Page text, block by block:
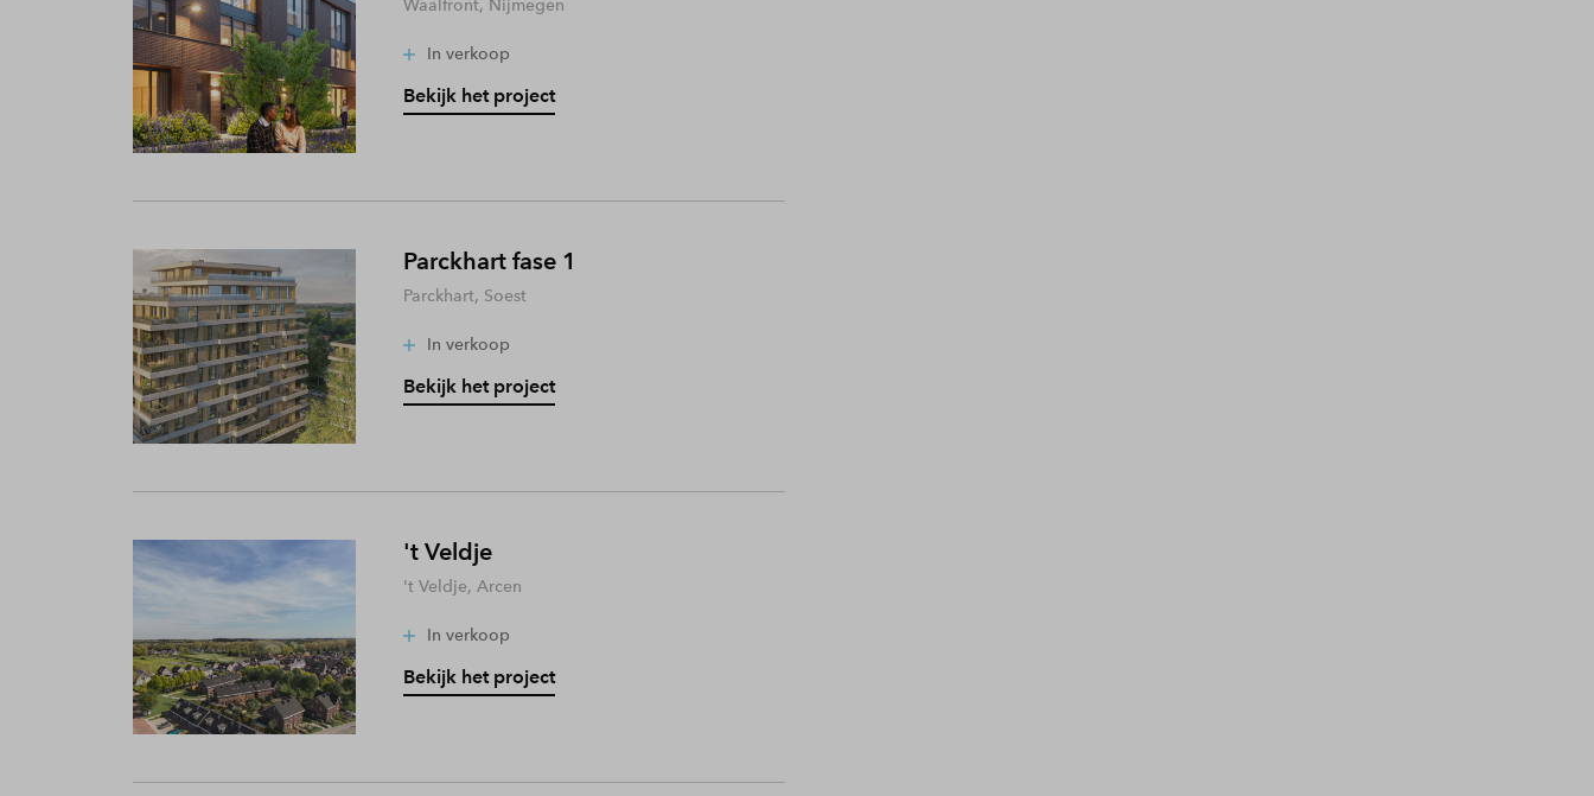
Waalfront, Nijmegen
In verkoop
Bekijk het project
Parckhart fase 1
Parckhart, Soest
In verkoop
Bekijk het project
't Veldje
't Veldje, Arcen
In verkoop
Bekijk het project